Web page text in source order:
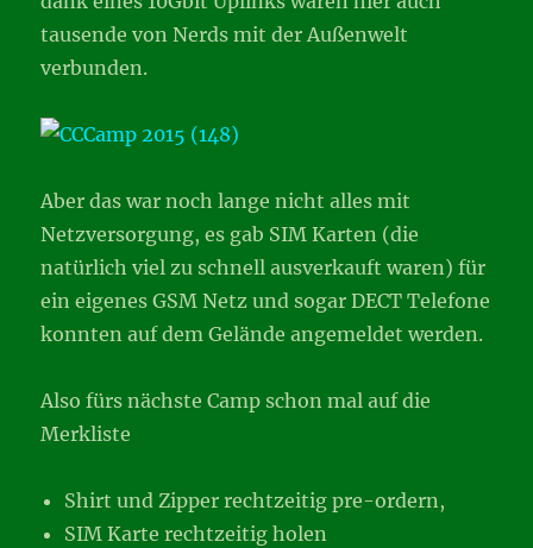
tausende von Nerds mit der Außenwelt
verbunden.
Aber das war noch lange nicht alles mit
Netzversorgung, es gab SIM Karten (die
natürlich viel zu schnell ausverkauft waren) für
ein eigenes GSM Netz und sogar DECT Telefone
konnten auf dem Gelände angemeldet werden.
Also fürs nächste Camp schon mal auf die
Merkliste
Shirt und Zipper rechtzeitig pre-ordern,
SIM Karte rechtzeitig holen